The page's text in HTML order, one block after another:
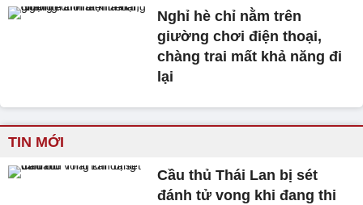
Nghỉ hè chỉ nằm trên
giường chơi điện thoại,
chàng trai mất khả năng đi
lại
TIN MỚI
Cầu thủ Thái Lan bị sét
đánh tử vong khi đang thi